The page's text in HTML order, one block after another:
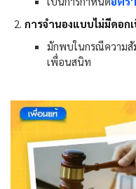
การจำนองแบบไม่มีดอก
มักพบในกรณีความ
เพื่อนสนิท